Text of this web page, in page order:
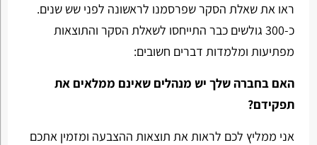
ראו את שאלת הסקר שפרסמנו לראשונה לפני שש שנים.
כ-300 גולשים כבר התייחסו לשאלת הסקר והתוצאות
מפתיעות ומלמדות דברים חשובים:
האם בחברה שלך יש מנהלים שאינם ממלאים את
תפקידם?
אני ממליץ לכם לראות את תוצאות ההצבעה ומזמין אתכם